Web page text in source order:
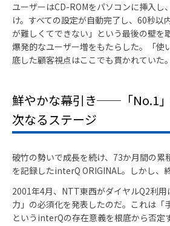
ユーザーはCD-ROMをパソコンに挿入し
け。すべての設定が自動完了し、60秒以
が難しくてできない」という最後の壁を
爆発的なユーザー増をもたらした。「使
底した顧客視点はここでも貫かれていた。
鮮やかな幕引き──「No.1
次なるステージ
破竹の勢いで成長を続け、73か月間の累
を記録したinterQ ORIGINAL。しかし、
2001年4月、NTT東西がダイヤルQ2利
力」の必須化を発表したのだ。これは「
というinterQの存在意義を根底から否定